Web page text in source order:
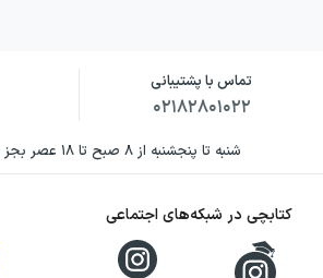
تماس با پشتیبانی
۰۲۱۸۲۸۰۱۰۲۲
شنبه تا پنجشنبه از ۸ صبح تا ۱۸ عصر بجز روزهای تعطیل
کتابچی در شبکه‌های اجتماعی